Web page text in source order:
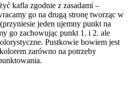
kafla zgodnie z zasadami –
go na drugą stronę tworząc w
jeden ujemny punkt na
go zachowując punkt 1. i 2. ale
Pustkowie bowiem jest
zarówno na potrzeby